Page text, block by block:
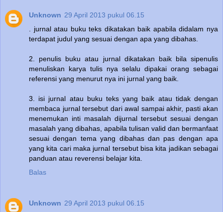
Unknown 29 April 2013 pukul 06.15
. jurnal atau buku teks dikatakan baik apabila didalam nya
terdapat judul yang sesuai dengan apa yang dibahas.
2. penulis buku atau jurnal dikatakan baik bila sipenulis
menuliskan karya tulis nya selalu dipakai orang sebagai
referensi yang menurut nya ini jurnal yang baik.
3. isi jurnal atau buku teks yang baik atau tidak dengan
membaca jurnal tersebut dari awal sampai akhir, pasti akan
menemukan inti masalah dijurnal tersebut sesuai dengan
masalah yang dibahas, apabila tulisan valid dan bermanfaat
sesuai dengan tema yang dibahas dan pas dengan apa
yang kita cari maka jurnal tersebut bisa kita jadikan sebagai
panduan atau reverensi belajar kita.
Balas
Unknown 29 April 2013 pukul 06.15